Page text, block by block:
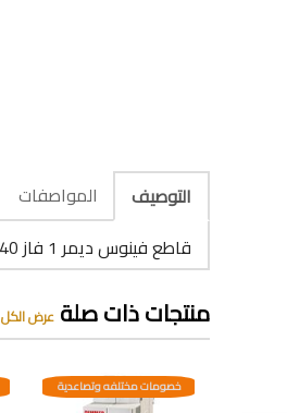
التوصيف
المواصفات
قاطع فينوس ديمر 1 فاز 40 أمبير 6 كيلو SJ20
منتجات ذات صلةعرض الكل
خصومات مختلفه وتصاعدية